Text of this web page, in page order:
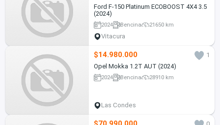
Ford F-150 Platinum ECOBOOST 4X4 3.5
(2024)
2024 Bencina 21650 km
Vitacura
$14.980.000
1
Opel Mokka 1.2T AUT (2024)
2024 Bencina 28910 km
Las Condes